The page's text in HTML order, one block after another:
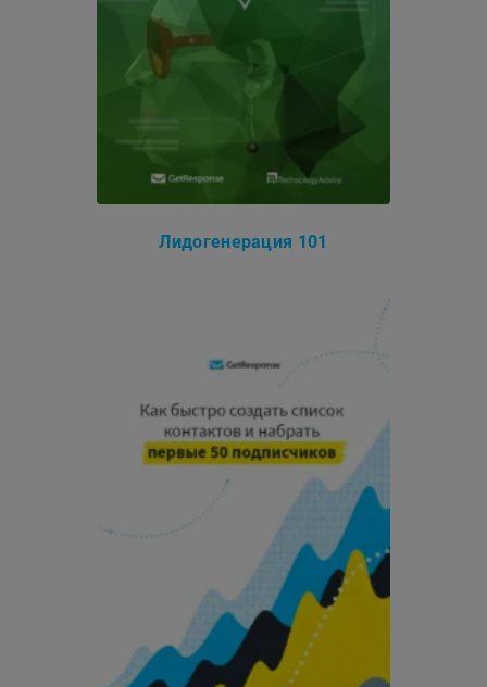
Лидогенерация 101